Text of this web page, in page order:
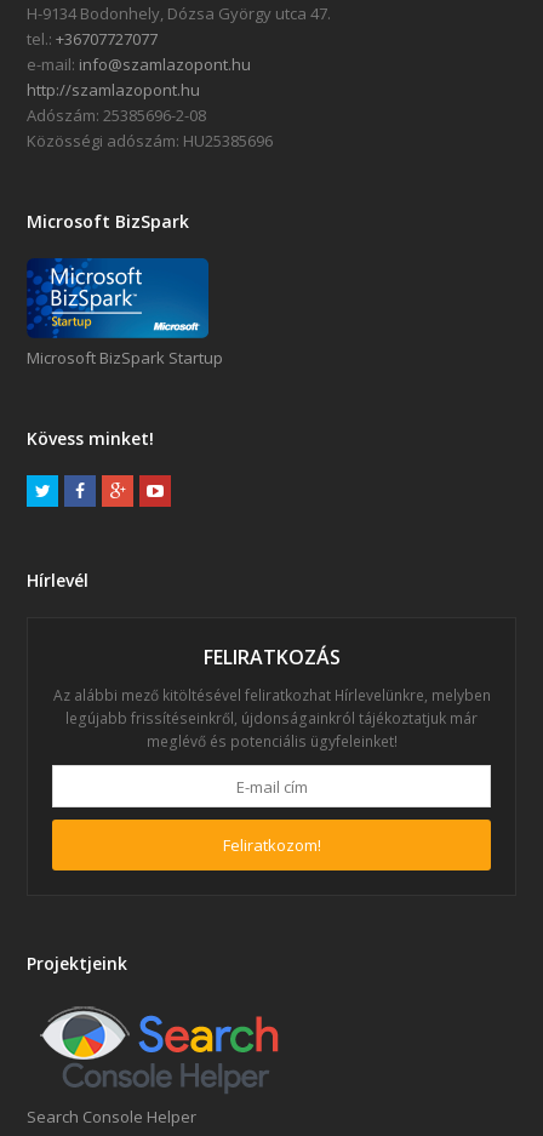
H-9134 Bodonhely, Dózsa György utca 47.
tel.:+36707727077
e-mail: info@szamlazopont.hu
http://szamlazopont.hu
Adószám: 25385696-2-08
Közösségi adószám: HU25385696
Microsoft BizSpark
Microsoft BizSpark Startup
Kövess minket!
Hírlevél
FELIRATKOZÁS
Az alábbi mező kitöltésével feliratkozhat Hírlevelünkre, melyben
legújabb frissítéseinkről, újdonságainkról tájékoztatjuk már
meglévő és potenciális ügyfeleinket!
Feliratkozom!
Projektjeink
Search Console Helper